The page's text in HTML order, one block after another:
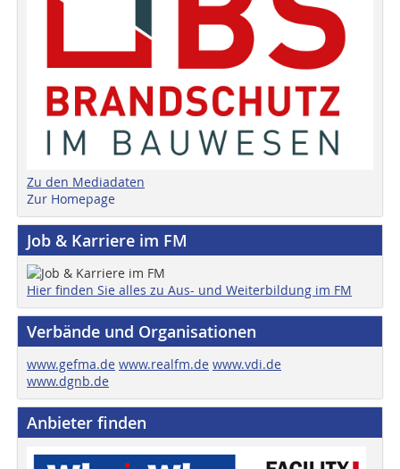
Zu den Mediadaten
Zur Homepage
Job & Karriere im FM
Hier finden Sie alles zu Aus- und Weiterbildung im FM
Verbände und Organisationen
www.gefma.de www.realfm.de www.vdi.de
www.dgnb.de
Anbieter finden